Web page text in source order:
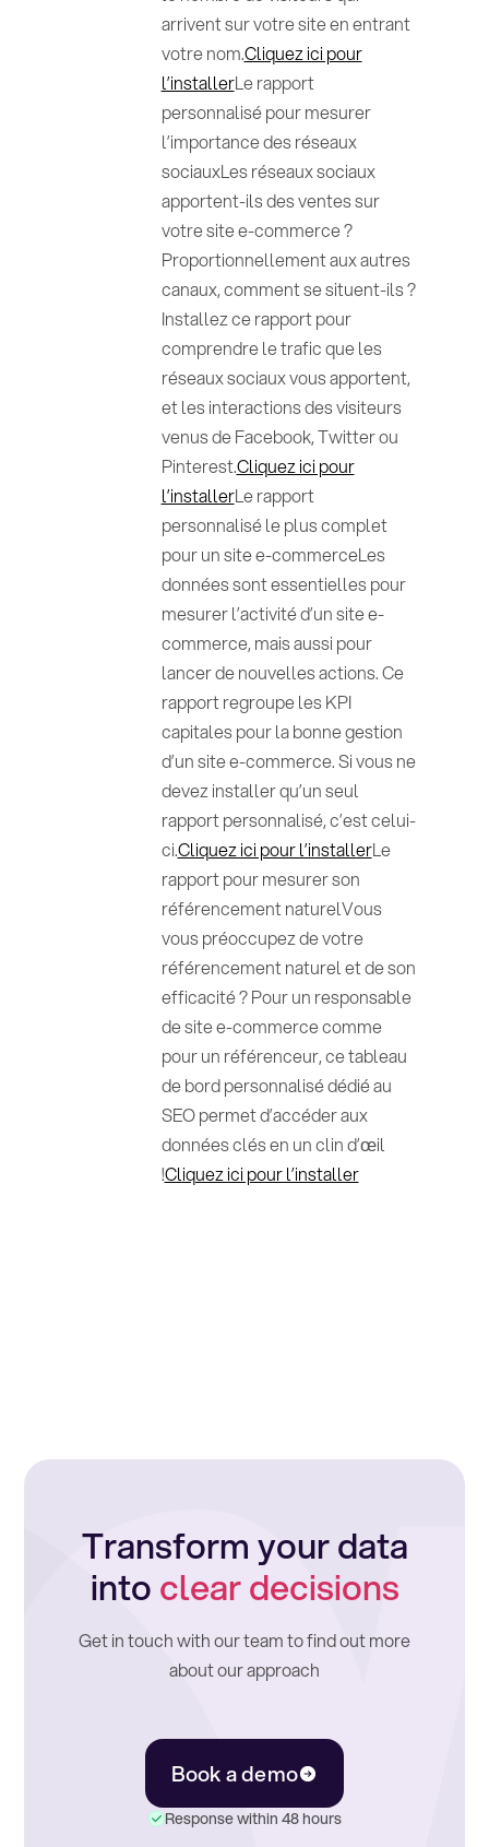
arrivent sur votre site en entrant
votre nom.Cliquez ici pour
l’installerLe rapport
personnalisé pour mesurer
l’importance des réseaux
sociauxLes réseaux sociaux
apportent-ils des ventes sur
votre site e-commerce ?
Proportionnellement aux autres
canaux, comment se situent-ils ?
Installez ce rapport pour
comprendre le trafic que les
réseaux sociaux vous apportent,
et les interactions des visiteurs
venus de Facebook, Twitter ou
Pinterest.Cliquez ici pour
l’installerLe rapport
personnalisé le plus complet
pour un site e-commerceLes
données sont essentielles pour
mesurer l’activité d’un site e-
commerce, mais aussi pour
lancer de nouvelles actions. Ce
rapport regroupe les KPI
capitales pour la bonne gestion
d’un site e-commerce. Si vous ne
devez installer qu’un seul
rapport personnalisé, c’est celui-
ci.Cliquez ici pour l’installerLe
rapport pour mesurer son
référencement naturelVous
vous préoccupez de votre
référencement naturel et de son
efficacité ? Pour un responsable
de site e-commerce comme
pour un référenceur, ce tableau
de bord personnalisé dédié au
SEO permet d’accéder aux
données clés en un clin d’œil
!Cliquez ici pour l’installer
Transform your data
intoclear decisions
Get in touch with our team to find out more
about our approach
Book a demo
Response within 48 hours